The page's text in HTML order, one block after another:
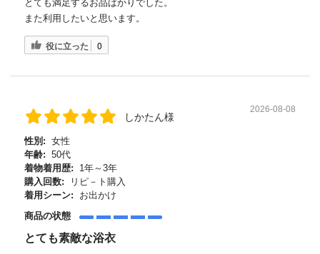
とても満足するお品ばかりでした。
また利用したいと思います。
役に立った 0
しかたん様
2026-08-08
性別: 女性
年齢: 50代
着物着用歴:
1年～3年
購入回数:
リピ－ト購入
着用シーン:
お出かけ
商品の状態
とても素敵な浴衣